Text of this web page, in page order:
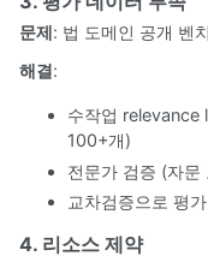
문제: 법 도메인 공개 벤
해결:
수작업 relevance
100+개)
전문가 검증 (자문
교차검증으로 평
4. 리소스 제약